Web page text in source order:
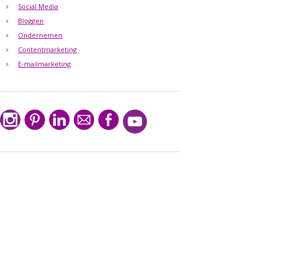
Social Media
Bloggen
Ondernemen
Contentmarketing
E-mailmarketing